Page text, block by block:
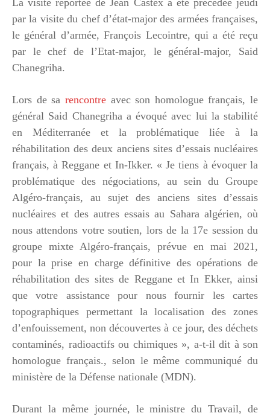
par la visite du chef d’état-major des armées françaises,
le général d’armée, François Lecointre, qui a été reçu
par le chef de l’Etat-major, le général-major, Said
Chanegriha.
Lors de sa rencontreavec son homologue français, le
général Said Chanegriha a évoqué avec lui la stabilité
en Méditerranée et la problématique liée à la
réhabilitation des deux anciens sites d’essais nucléaires
français, à Reggane et In-Ikker. « Je tiens à évoquer la
problématique des négociations, au sein du Groupe
Algéro-français, au sujet des anciens sites d’essais
nucléaires et des autres essais au Sahara algérien, où
nous attendons votre soutien, lors de la 17e session du
groupe mixte Algéro-français, prévue en mai 2021,
pour la prise en charge définitive des opérations de
réhabilitation des sites de Reggane et In Ekker, ainsi
que votre assistance pour nous fournir les cartes
topographiques permettant la localisation des zones
d’enfouissement, non découvertes à ce jour, des déchets
contaminés, radioactifs ou chimiques », a-t-il dit à son
homologue français., selon le même communiqué du
ministère de la Défense nationale (MDN).
Durant la même journée, le ministre du Travail, de